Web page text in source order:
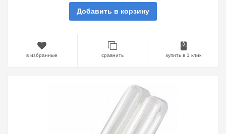
Добавить в корзину
в избранные сравнить купить в 1 клик